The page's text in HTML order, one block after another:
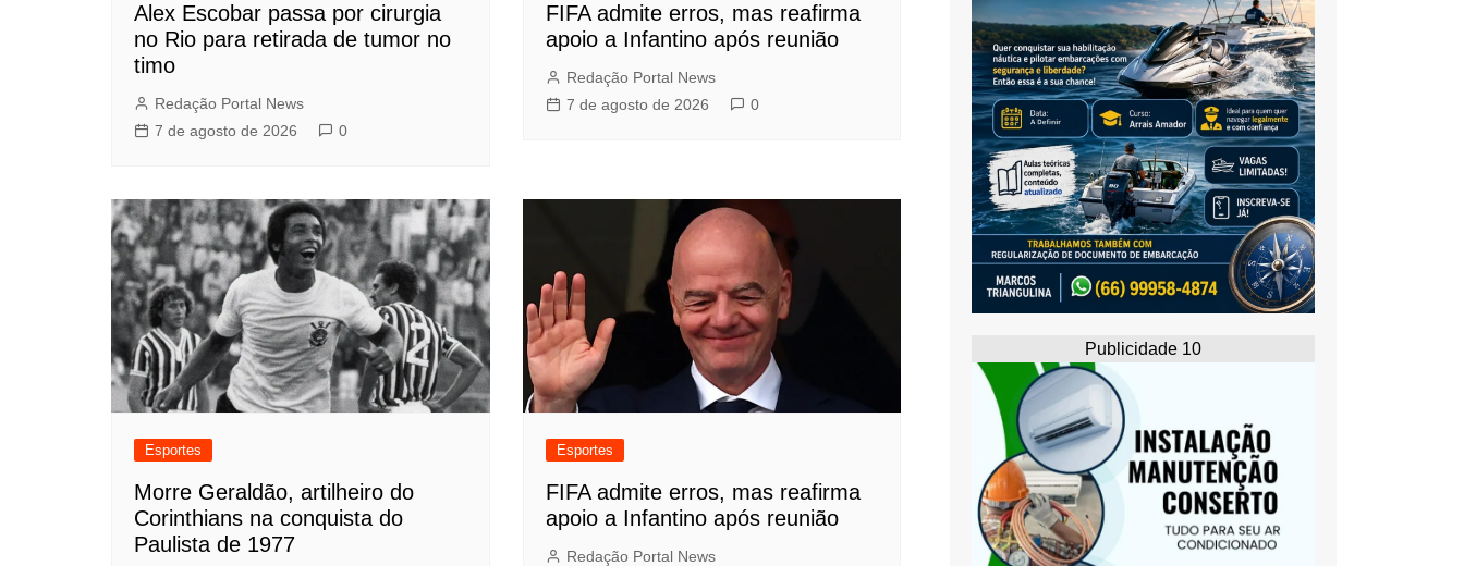
Alex Escobar passa por cirurgia
no Rio para retirada de tumor no
timo
Redação Portal News
7 de agosto de 2026
0
FIFA admite erros, mas reafirma
apoio a Infantino após reunião
Redação Portal News
7 de agosto de 2026
0
Esportes
Morre Geraldão, artilheiro do
Corinthians na conquista do
Paulista de 1977
Esportes
FIFA admite erros, mas reafirma
apoio a Infantino após reunião
Redação Portal News
Publicidade 10